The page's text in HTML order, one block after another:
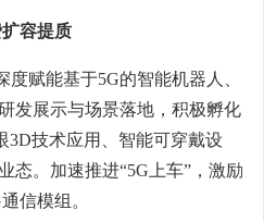
扩容提质
度赋能基于5G的智能机器人、
发展示与场景落地，积极孵化
3D技术应用、智能可穿戴设
态。加速推进“5G上车”，激励
信模组。